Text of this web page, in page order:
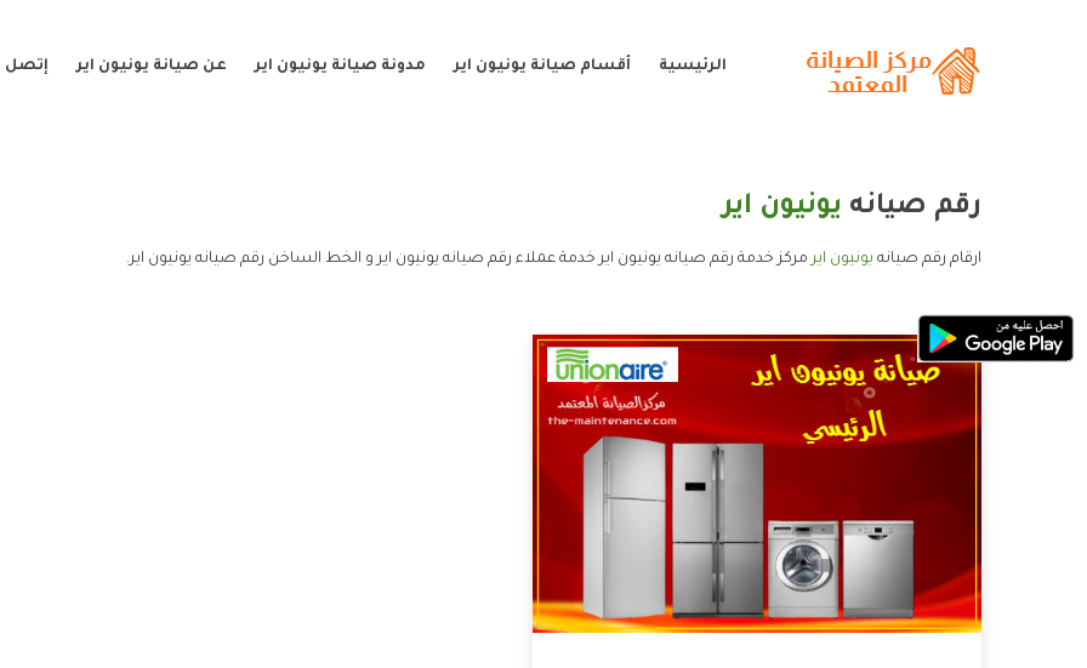
الرئيسية أقسام صيانة يونيون اير مدونة صيانة يونيون اير عن صيانة يونيون اير إتصل
رقم صيانه يونيون اير
ارقام رقم صيانه يونيون ايرمركز خدمة رقم صيانه يونيون اير خدمة عملاء رقم صيانه يونيون اير و الخط الساخن رقم صيانه يونيون اير.